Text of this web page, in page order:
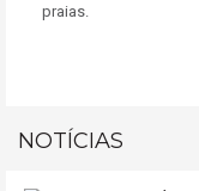
praias.
NOTÍCIAS